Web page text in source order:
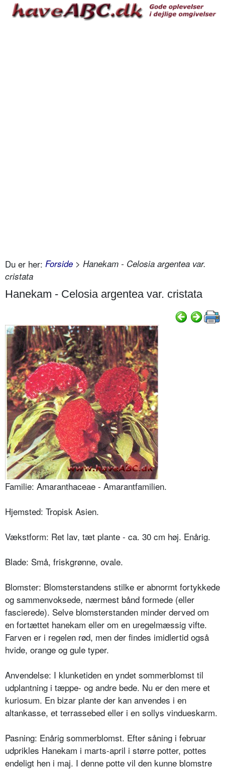
Du er her: Forside > Hanekam - Celosia argentea var.
cristata
Hanekam - Celosia argentea var. cristata
Familie: Amaranthaceae - Amarantfamilien.
Hjemsted: Tropisk Asien.
Vækstform: Ret lav, tæt plante - ca. 30 cm høj. Enårig.
Blade: Små, friskgrønne, ovale.
Blomster: Blomsterstandens stilke er abnormt fortykkede
og sammenvoksede, nærmest bånd formede (eller
fasciere­de). Selve blomsterstanden minder derved om
en fortættet hanekam eller om en uregelmæssig vifte.
Farven er i rege­len rød, men der findes imidlertid også
hvide, orange og gule typer.
Anvendelse: I klunketiden en yndet sommerblomst til
udplantning i tæppe- og andre bede. Nu er den mere et
kuriosum. En bizar plante der kan anvendes i en
altankasse, et terrassebed eller i en sollys vindueskarm.
Pasning: Enårig sommerblomst. Efter såning i februar
udprikles Hanekam i marts-april i større potter, pottes
endeligt hen i maj. I denne potte vil den kunne blomstre